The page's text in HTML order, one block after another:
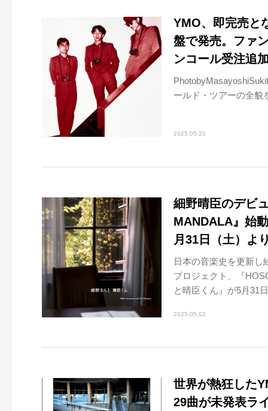
YMO、即完売と
盤で発売。ファ
ンコール受注追
ールド・ツアーの全貌
2025.05.20
細野晴臣のデビ
MANDALA』始
月31日（土）よ
日本の音楽史を更新し
プロジェクト、『
と晴臣くん』が5月31
2025.05.02
世界が熱狂した
29曲が未発表ラ